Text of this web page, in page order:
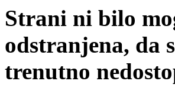
Strani ni bilo
odstranjena, da
trenutno